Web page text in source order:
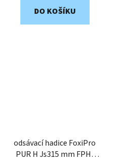
DO KOŠÍKU
odsávací hadice FoxiPro
PUR H Js315 mm FPH-